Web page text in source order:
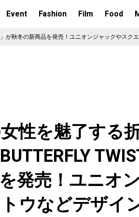
Event Fashion Film Food
が秋冬の新商品を発売！ユニオンジャックやスク
性を魅了する
発売！ユニオ
ウなどデザイ